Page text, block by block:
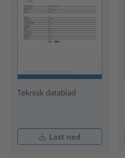
Teknisk datablad
Last ned